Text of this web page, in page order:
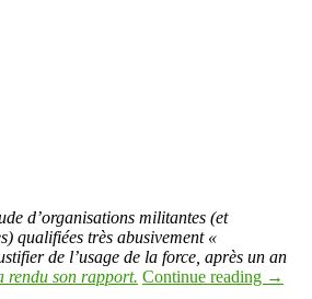
d’organisations militantes (et
qualifiées très abusivement «
de l’usage de la force, après un an
rendu son rapport. Continue reading →